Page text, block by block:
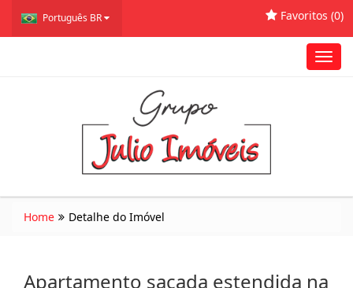
Português BR Favoritos (0)
Home Detalhe do Imóvel
Apartamento sacada estendida na